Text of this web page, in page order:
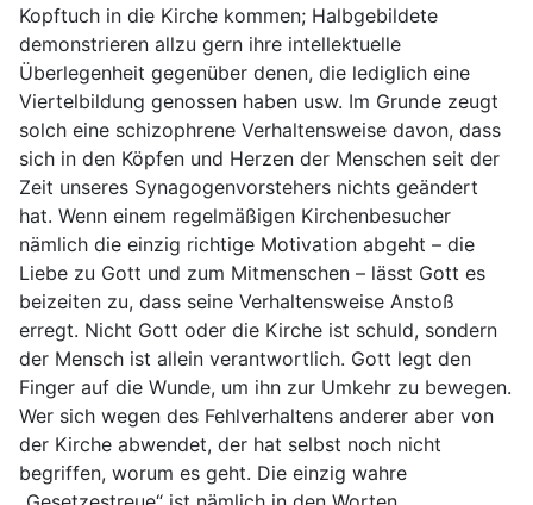
Kopftuch in die Kirche kommen; Halbgebildete
demonstrieren allzu gern ihre intellektuelle
Überlegenheit gegenüber denen, die lediglich eine
Viertelbildung genossen haben usw. Im Grunde zeugt
solch eine schizophrene Verhaltensweise davon, dass
sich in den Köpfen und Herzen der Menschen seit der
Zeit unseres Synagogenvorstehers nichts geändert
hat. Wenn einem regelmäßigen Kirchenbesucher
nämlich die einzig richtige Motivation abgeht – die
Liebe zu Gott und zum Mitmenschen – lässt Gott es
beizeiten zu, dass seine Verhaltensweise Anstoß
erregt. Nicht Gott oder die Kirche ist schuld, sondern
der Mensch ist allein verantwortlich. Gott legt den
Finger auf die Wunde, um ihn zur Umkehr zu bewegen.
Wer sich wegen des Fehlverhaltens anderer aber von
der Kirche abwendet, der hat selbst noch nicht
begriffen, worum es geht. Die einzig wahre